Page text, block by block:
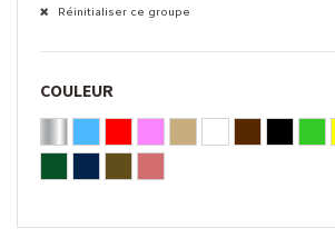
Réinitialiser ce groupe
COULEUR